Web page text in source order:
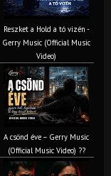
Reszket a Hold a tó vizén -
Gerry Music (Official Music
Video)
A csönd éve – Gerry Music
(Official Music Video) ??